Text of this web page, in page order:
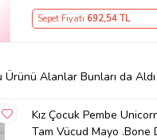
Sepet Fiyatı 692,54 TL
Ürünü Alanlar Bunları da Aldı
Kız Çocuk Pembe
Tam Vücud Mayo